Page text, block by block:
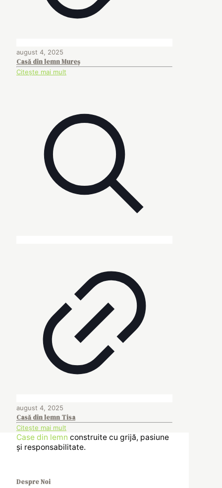
august 4, 2025
Casă din lemn Mureș
Citește mai mult
august 4, 2025
Casă din lemn Tisa
Citește mai mult
Case din lemn construite cu grijă, pasiune
și responsabilitate.
Despre Noi